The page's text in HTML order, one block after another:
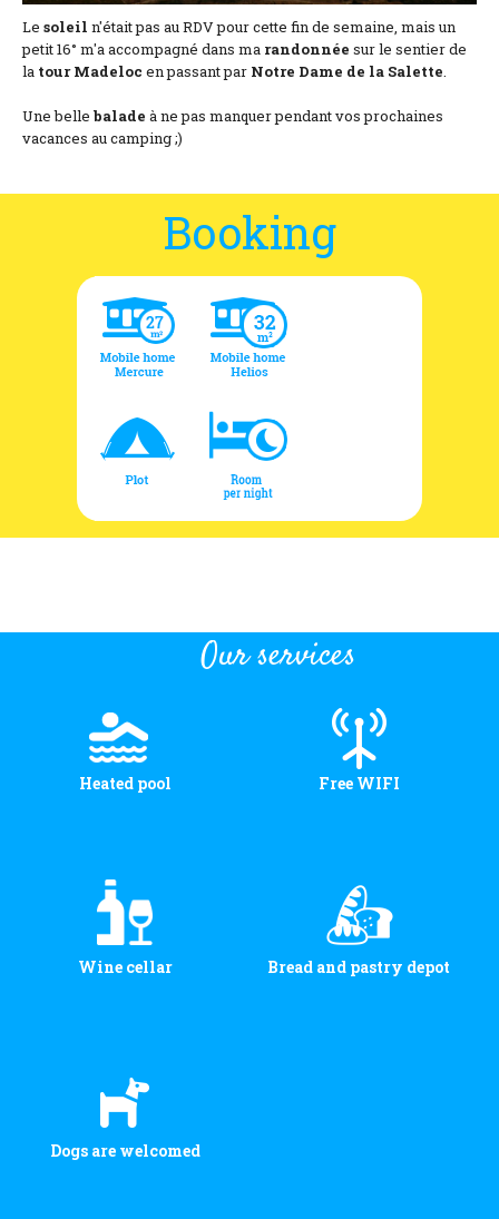
Room per night and rates
Le soleil n'était pas au RDV pour cette fin de semaine, mais un
petit 16° m'a accompagné dans ma randonnée sur le sentier de
la tour Madeloc en passant par Notre Dame de la Salette.
Une belle balade à ne pas manquer pendant vos prochaines
vacances au camping ;)
Booking
Our services
Heated pool Free WIFI
Wine cellar Bread and pastry depot
Dogs are welcomed